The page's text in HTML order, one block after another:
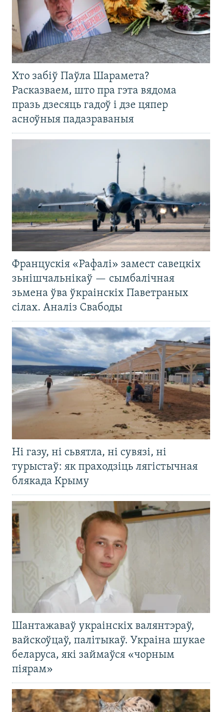
Хто забіў Паўла Шарамета?
Расказваем, што пра гэта вядома
празь дзесяць гадоў і дзе цяпер
асноўныя падазраваныя
Францускія «Рафалі» замест савецкіх
зьнішчальнікаў — сымбалічная
зьмена ўва ўкраінскіх Паветраных
сілах. Аналіз Свабоды
Ні газу, ні сьвятла, ні сувязі, ні
турыстаў: як праходзіць лягістычная
блякада Крыму
Шантажаваў украінскіх валянтэраў,
вайскоўцаў, палітыкаў. Украіна шукае
беларуса, які займаўся «чорным
піярам»